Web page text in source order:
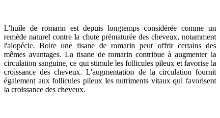
L'huile de romarin est depuis longtemps considérée comme un
remède naturel contre la chute prématurée des cheveux, notamment
l'alopécie. Boire une tisane de romarin peut offrir certains des
mêmes avantages. La tisane de romarin contribue à augmenter la
circulation sanguine, ce qui stimule les follicules pileux et favorise la
croissance des cheveux. L'augmentation de la circulation fournit
également aux follicules pileux les nutriments vitaux qui favorisent
la croissance des cheveux.